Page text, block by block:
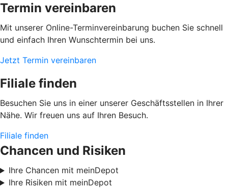
Termin vereinbaren
Mit unserer Online-Terminvereinbarung buchen Sie schnell
und einfach Ihren Wunschtermin bei uns.
Jetzt Termin vereinbaren
Filiale finden
Besuchen Sie uns in einer unserer Geschäftsstellen in Ihrer
Nähe. Wir freuen uns auf Ihren Besuch.
Filiale finden
Chancen und Risiken
Ihre Chancen mit meinDepot
Ihre Risiken mit meinDepot